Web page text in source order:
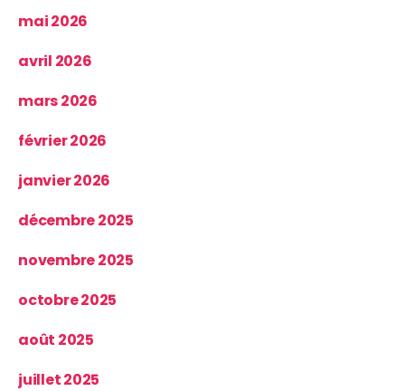
mai 2026
avril 2026
mars 2026
février 2026
janvier 2026
décembre 2025
novembre 2025
octobre 2025
août 2025
juillet 2025